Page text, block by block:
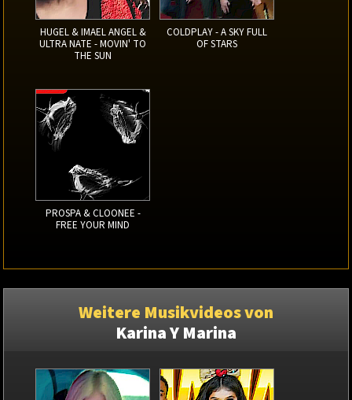
HUGEL & IMAEL ANGEL &
ULTRA NATE - MOVIN' TO
THE SUN
COLDPLAY - A SKY FULL
OF STARS
PROSPA & CLOONEE -
FREE YOUR MIND
Weitere Musikvideos von
Karina Y Marina